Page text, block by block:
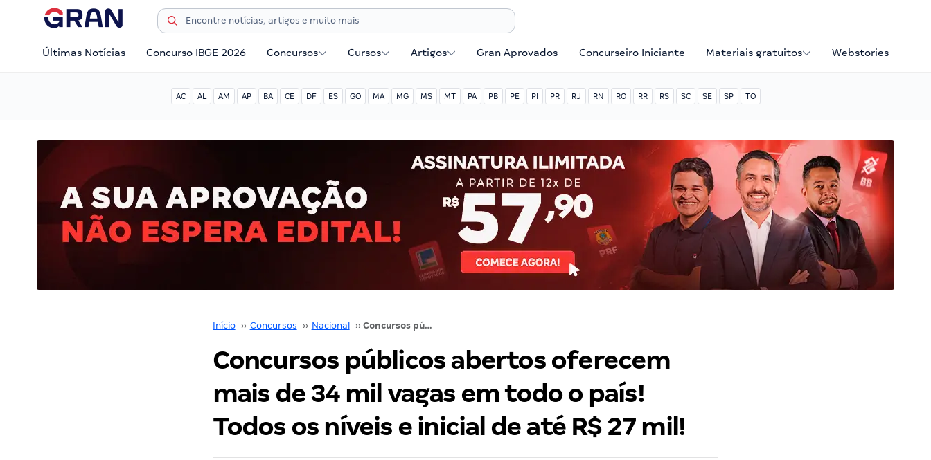
Últimas Notícias Concurso IBGE 2026 Concursos Cursos Artigos Gran Aprovados Concurseiro Iniciante Materiais gratuitos Webstories
AC AL AM AP BA CE DF ES GO MA MG MS MT PA PB PE PI PR RJ RN RO RR RS SC SE SP TO
Início ›› Concursos ›› Nacional ›› Concursos públicos abertos oferecem mais de 34 mil vagas em todo o país! Todos os níveis e inicial de até R$ 27 mil!
Concursos públicos abertos oferecem
mais de 34 mil vagas em todo o país!
Todos os níveis e inicial de até R$ 27 mil!